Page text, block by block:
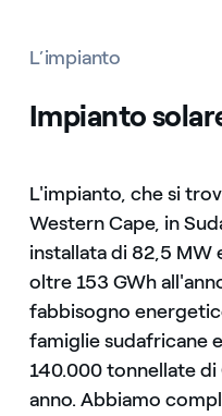
L’impianto
Impianto
L'impianto, che si
Western Cape, in
installata di 82,5 MW
oltre 153 GWh
fabbisogno
famiglie sudafricane
140.000 tonnellate di
anno. Abbiamo